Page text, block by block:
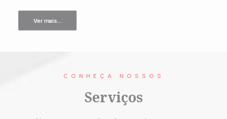
Ver mais...
CONHEÇA NOSSOS
Serviços